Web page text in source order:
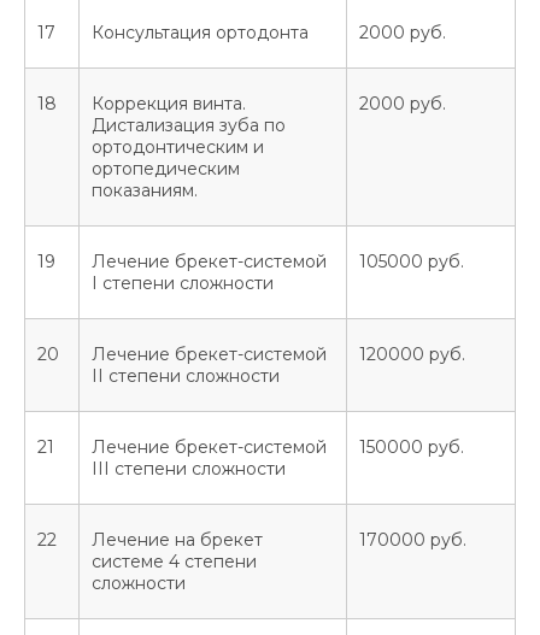
17 Консультация ортодонта 2000 руб.
18
Коррекция винта.
Дистализация зуба по
ортодонтическим и
ортопедическим
показаниям.
2000 руб.
19
Лечение брекет-системой
I степени сложности
105000 руб.
20
Лечение брекет-системой
II степени сложности
120000 руб.
21
Лечение брекет-системой
III степени сложности
150000 руб.
22
Лечение на брекет
системе 4 степени
сложности
170000 руб.
Все тексты, изображения и иные материалы,
объектами авторского права. Запрещается их
копирование, воспроизведение,
сторонних сайтах и в социальных сетях), а
также любое другое использование без
письменного разрешения автора.
При использовании материалов обязательна
Обращаем ваше внимание на то, что данный
Интернет-сайт носит исключительно
информационный характер и ни при каких
Гражданского кодекса РФ.Политика
конфиденциальности - Соглашение на
обработку персональных данных
Пользовательское соглашение
ИМЕЮТСЯ ПРОТИВОПОКАЗАНИЯ,
НЕОБХОДИМА КОНСУЛЬТАЦИЯ
СПЕЦИАЛИСТА